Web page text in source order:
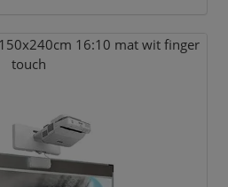
16:10 mat wit finger
touch